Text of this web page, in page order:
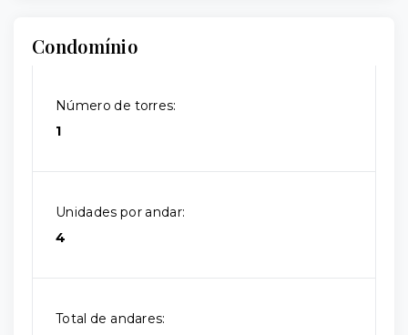
Condomínio
Número de torres:
1
Unidades por andar:
4
Total de andares: